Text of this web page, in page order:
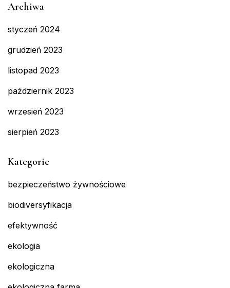
Archiwa
styczeń 2024
grudzień 2023
listopad 2023
październik 2023
wrzesień 2023
sierpień 2023
Kategorie
bezpieczeństwo żywnościowe
biodiversyfikacja
efektywność
ekologia
ekologiczna